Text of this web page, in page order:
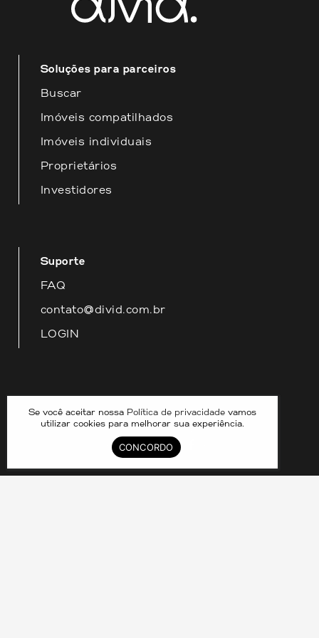
disposição para fornecer o melhor
atendimento possível.
Soluções para parceiros
Buscar
Imóveis compatilhados
Imóveis individuais
Proprietários
Investidores
Suporte
FAQ
contato@divid.com.br
LOGIN
Nossas redes
Se você aceitar nossa Política de privacidade vamos
utilizar cookies para melhorar sua experiência.
CONCORDO